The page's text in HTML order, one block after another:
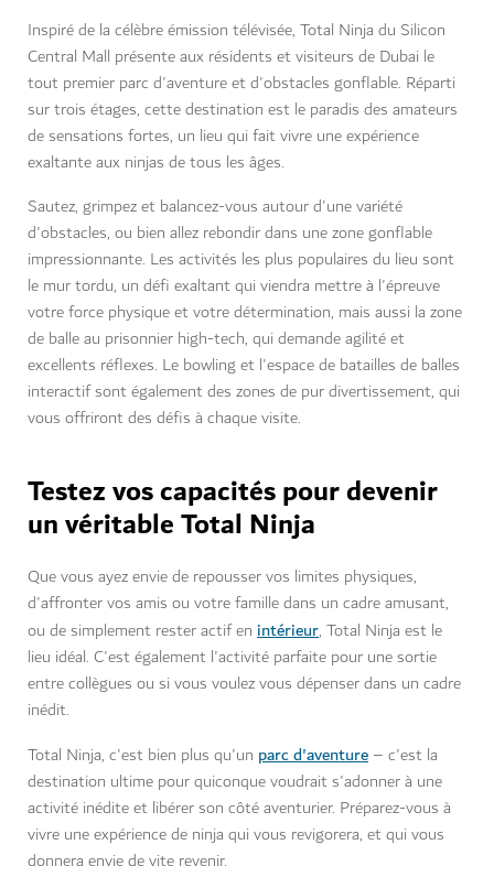
Inspiré de la célèbre émission télévisée, Total Ninja du Silicon
Central Mall présente aux résidents et visiteurs de Dubai le
tout premier parc d'aventure et d'obstacles gonflable. Réparti
sur trois étages, cette destination est le paradis des amateurs
de sensations fortes, un lieu qui fait vivre une expérience
exaltante aux ninjas de tous les âges.
Sautez, grimpez et balancez-vous autour d'une variété
d'obstacles, ou bien allez rebondir dans une zone gonflable
impressionnante. Les activités les plus populaires du lieu sont
le mur tordu, un défi exaltant qui viendra mettre à l'épreuve
votre force physique et votre détermination, mais aussi la zone
de balle au prisonnier high-tech, qui demande agilité et
excellents réflexes. Le bowling et l'espace de batailles de balles
interactif sont également des zones de pur divertissement, qui
vous offriront des défis à chaque visite.
Testez vos capacités pour devenir
un véritable Total Ninja
Que vous ayez envie de repousser vos limites physiques,
d'affronter vos amis ou votre famille dans un cadre amusant,
ou de simplement rester actif en intérieur, Total Ninja est le
lieu idéal. C'est également l'activité parfaite pour une sortie
entre collègues ou si vous voulez vous dépenser dans un cadre
inédit.
Total Ninja, c'est bien plus qu'un parc d'aventure – c'est la
destination ultime pour quiconque voudrait s'adonner à une
activité inédite et libérer son côté aventurier. Préparez-vous à
vivre une expérience de ninja qui vous revigorera, et qui vous
donnera envie de vite revenir.